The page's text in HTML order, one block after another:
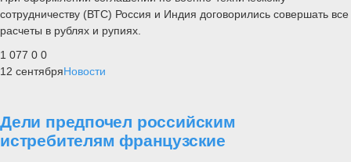
сотрудничеству (ВТС) Россия и Индия договорились совершать все
расчеты в рублях и рупиях.
1 077 0 0
12 сентябряНовости
Дели предпочел российским
истребителям французские